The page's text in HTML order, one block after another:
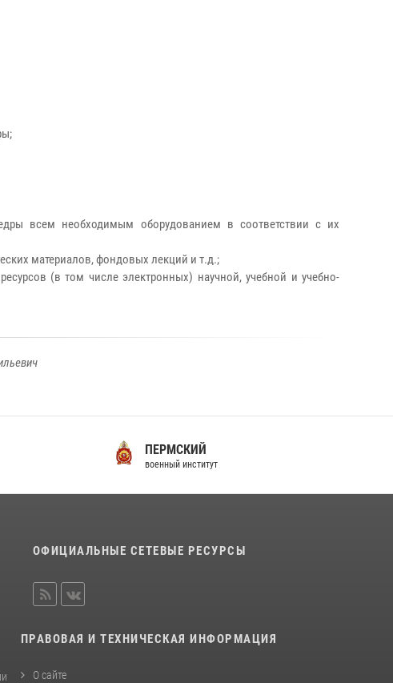
всем необходимым оборудованием в соответствии с их
материалов, фондовых лекций и т.д.;
(в том числе электронных) научной, учебной и учебно-
ПЕРМСКИЙ
военный институт
ОФИЦИАЛЬНЫЕ СЕТЕВЫЕ РЕСУРСЫ
ПРАВОВАЯ И ТЕХНИЧЕСКАЯ ИНФОРМАЦИЯ
О сайте